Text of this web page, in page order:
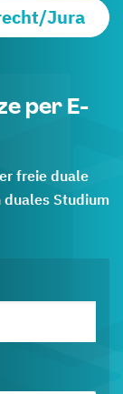
Jura
per E-
freie duale
Studium